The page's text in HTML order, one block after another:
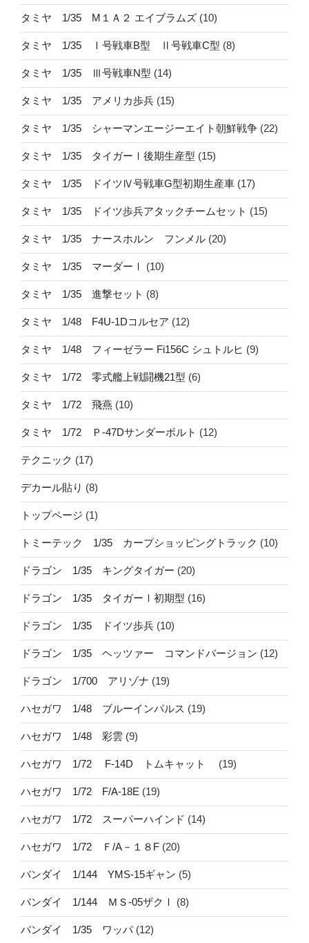
タミヤ 1/35 M１Ａ２ エイブラムズ (10)
タミヤ 1/35 Ⅰ号戦車B型 Ⅱ号戦車C型 (8)
タミヤ 1/35 Ⅲ号戦車N型 (14)
タミヤ 1/35 アメリカ歩兵 (15)
タミヤ 1/35 シャーマンエージーエイト朝鮮戦争 (22)
タミヤ 1/35 タイガーⅠ後期生産型 (15)
タミヤ 1/35 ドイツⅣ号戦車G型初期生産車 (17)
タミヤ 1/35 ドイツ歩兵アタックチームセット (15)
タミヤ 1/35 ナースホルン フンメル (20)
タミヤ 1/35 マーダーⅠ (10)
タミヤ 1/35 進撃セット (8)
タミヤ 1/48 F4U-1Dコルセア (12)
タミヤ 1/48 フィーゼラー Fi156C シュトルヒ (9)
タミヤ 1/72 零式艦上戦闘機21型 (6)
タミヤ 1/72 飛燕 (10)
タミヤ 1/72 Ｐ-47Dサンダーボルト (12)
テクニック (17)
デカール貼り (8)
トップページ (1)
トミーテック 1/35 カープショッピングトラック (10)
ドラゴン 1/35 キングタイガー (20)
ドラゴン 1/35 タイガーⅠ初期型 (16)
ドラゴン 1/35 ドイツ歩兵 (10)
ドラゴン 1/35 ヘッツァー コマンドバージョン (12)
ドラゴン 1/700 アリゾナ (19)
ハセガワ 1/48 ブルーインパルス (19)
ハセガワ 1/48 彩雲 (9)
ハセガワ 1/72 F-14D トムキャット (19)
ハセガワ 1/72 F/A-18E (19)
ハセガワ 1/72 スーパーハインド (14)
ハセガワ 1/72 Ｆ/A－１８F (20)
バンダイ 1/144 YMS-15ギャン (5)
バンダイ 1/144 ＭＳ-05ザクⅠ (8)
バンダイ 1/35 ワッパ(12)